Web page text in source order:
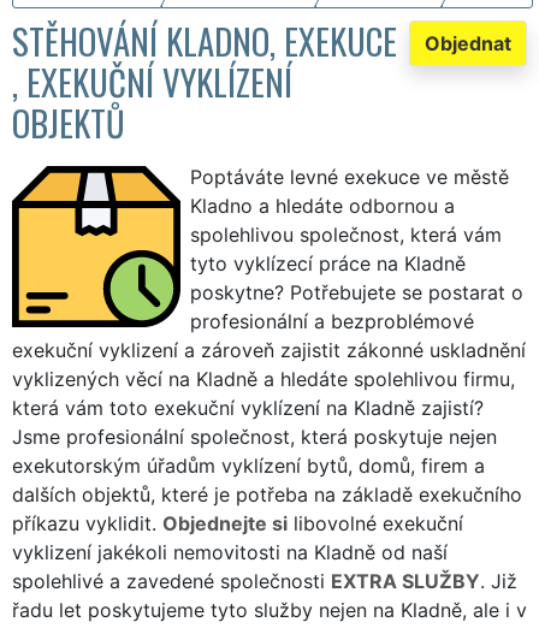
Objednat
STĚHOVÁNÍ KLADNO, EXEKUCE
, EXEKUČNÍ VYKLÍZENÍ
OBJEKTŮ
Poptáváte levné exekuce ve městě
Kladno a hledáte odbornou a
spolehlivou společnost, která vám
tyto vyklízecí práce na Kladně
poskytne? Potřebujete se postarat o
profesionální a bezproblémové
exekuční vyklizení a zároveň zajistit zákonné uskladnění
vyklizených věcí na Kladně a hledáte spolehlivou firmu,
která vám toto exekuční vyklízení na Kladně zajistí?
Jsme profesionální společnost, která poskytuje nejen
exekutorským úřadům vyklízení bytů, domů, firem a
dalších objektů, které je potřeba na základě exekučního
příkazu vyklidit. Objednejte si libovolné exekuční
vyklizení jakékoli nemovitosti na Kladně od naší
spolehlivé a zavedené společnosti EXTRA SLUŽBY. Již
řadu let poskytujeme tyto služby nejen na Kladně, ale i v